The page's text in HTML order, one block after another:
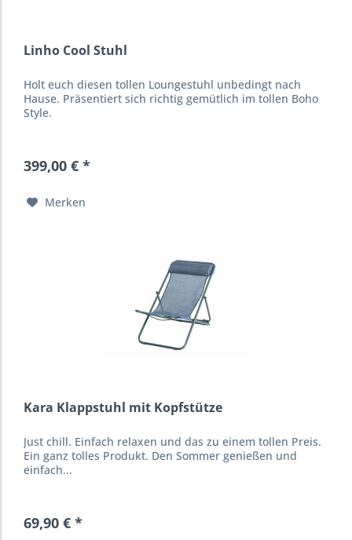
Linho Cool Stuhl
Holt euch diesen tollen Loungestuhl unbedingt nach
Hause. Präsentiert sich richtig gemütlich im tollen Boho
Style.
399,00 € *
Merken
Kara Klappstuhl mit Kopfstütze
Just chill. Einfach relaxen und das zu einem tollen Preis.
Ein ganz tolles Produkt. Den Sommer genießen und
einfach...
69,90 € *